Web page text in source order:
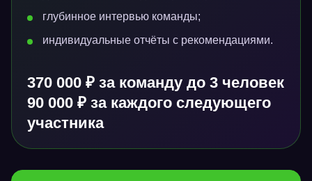
глубинное интервью команды;
индивидуальные отчёты с рекомендациями.
370 000 ₽ за команду до 3 человек
90 000 ₽ за каждого следующего
участника